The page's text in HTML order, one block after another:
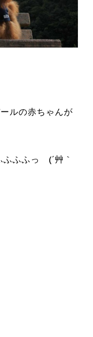
ルの赤ちゃんが
ふふふっ (´艸｀